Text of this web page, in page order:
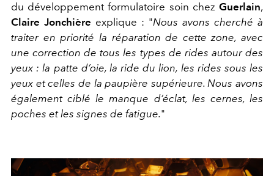
du développement formulatoire soin chez Guerlain,
Claire Jonchière explique : "Nous avons cherché à
traiter en priorité la réparation de cette zone, avec
une correction de tous les types de rides autour des
yeux : la patte d’oie, la ride du lion, les rides sous les
yeux et celles de la paupière supérieure. Nous avons
également ciblé le manque d’éclat, les cernes, les
poches et les signes de fatigue."